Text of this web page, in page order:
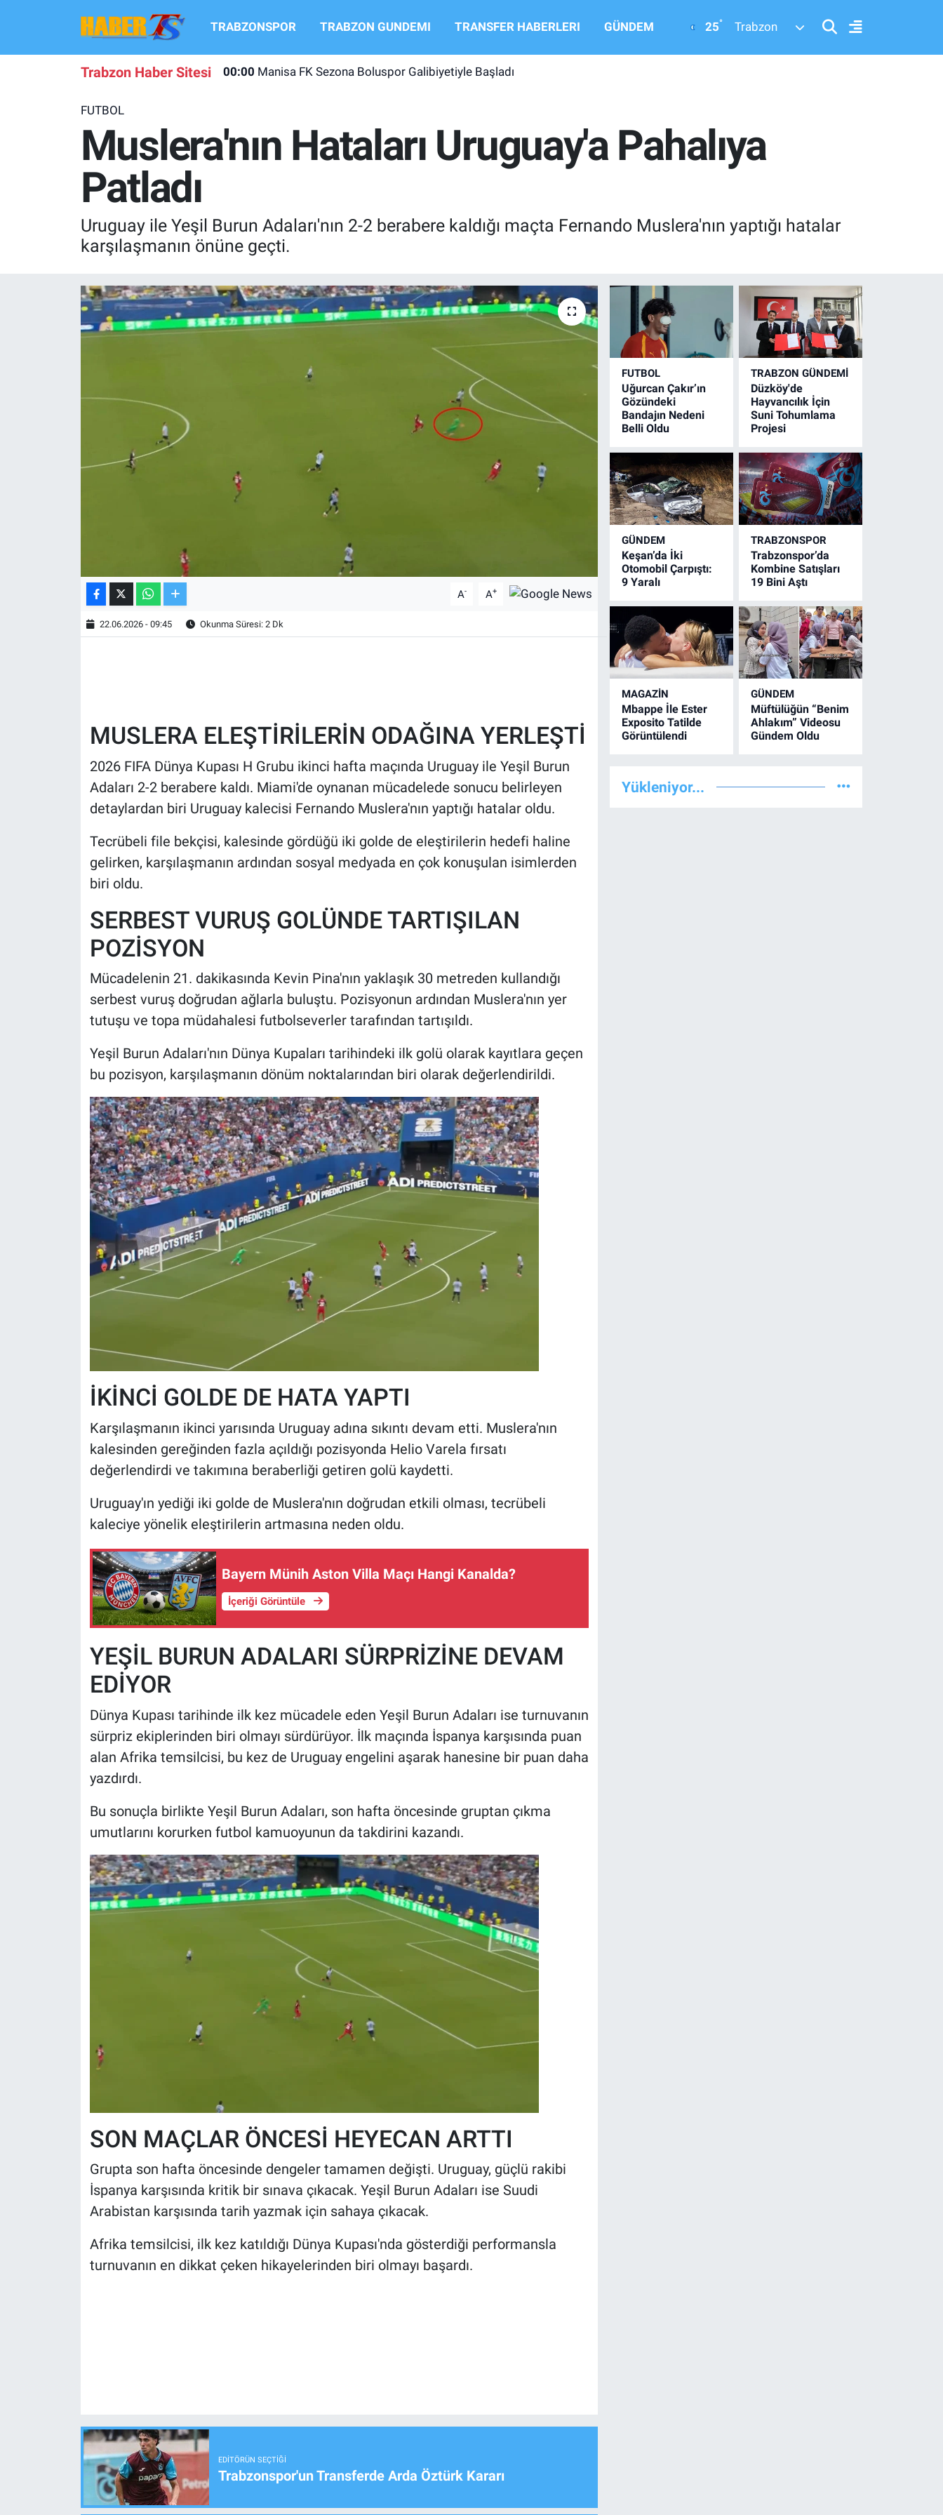
TRABZONSPOR TRABZON GUNDEMI TRANSFER HABERLERI GÜNDEM 25° Trabzon
Trabzon Haber Sitesi 00:00 Manisa FK Sezona Boluspor Galibiyetiyle Başladı
FUTBOL
Muslera'nın Hataları Uruguay'a Pahalıya
Patladı
Uruguay ile Yeşil Burun Adaları'nın 2-2 berabere kaldığı maçta Fernando Muslera'nın yaptığı hatalar
karşılaşmanın önüne geçti.
A- A+
22.06.2026 - 09:45 Okunma Süresi: 2 Dk
MUSLERA ELEŞTİRİLERİN ODAĞINA YERLEŞTİ
2026 FIFA Dünya Kupası H Grubu ikinci hafta maçında Uruguay ile Yeşil Burun
Adaları 2-2 berabere kaldı. Miami'de oynanan mücadelede sonucu belirleyen
detaylardan biri Uruguay kalecisi Fernando Muslera'nın yaptığı hatalar oldu.
Tecrübeli file bekçisi, kalesinde gördüğü iki golde de eleştirilerin hedefi haline
gelirken, karşılaşmanın ardından sosyal medyada en çok konuşulan isimlerden
biri oldu.
SERBEST VURUŞ GOLÜNDE TARTIŞILAN
POZİSYON
Mücadelenin 21. dakikasında Kevin Pina'nın yaklaşık 30 metreden kullandığı
serbest vuruş doğrudan ağlarla buluştu. Pozisyonun ardından Muslera'nın yer
tutuşu ve topa müdahalesi futbolseverler tarafından tartışıldı.
Yeşil Burun Adaları'nın Dünya Kupaları tarihindeki ilk golü olarak kayıtlara geçen
bu pozisyon, karşılaşmanın dönüm noktalarından biri olarak değerlendirildi.
İKİNCİ GOLDE DE HATA YAPTI
Karşılaşmanın ikinci yarısında Uruguay adına sıkıntı devam etti. Muslera'nın
kalesinden gereğinden fazla açıldığı pozisyonda Helio Varela fırsatı
değerlendirdi ve takımına beraberliği getiren golü kaydetti.
Uruguay'ın yediği iki golde de Muslera'nın doğrudan etkili olması, tecrübeli
kaleciye yönelik eleştirilerin artmasına neden oldu.
Bayern Münih Aston Villa Maçı Hangi Kanalda?
İçeriği Görüntüle
YEŞİL BURUN ADALARI SÜRPRİZİNE DEVAM
EDİYOR
Dünya Kupası tarihinde ilk kez mücadele eden Yeşil Burun Adaları ise turnuvanın
sürpriz ekiplerinden biri olmayı sürdürüyor. İlk maçında İspanya karşısında puan
alan Afrika temsilcisi, bu kez de Uruguay engelini aşarak hanesine bir puan daha
yazdırdı.
Bu sonuçla birlikte Yeşil Burun Adaları, son hafta öncesinde gruptan çıkma
umutlarını korurken futbol kamuoyunun da takdirini kazandı.
SON MAÇLAR ÖNCESİ HEYECAN ARTTI
Grupta son hafta öncesinde dengeler tamamen değişti. Uruguay, güçlü rakibi
İspanya karşısında kritik bir sınava çıkacak. Yeşil Burun Adaları ise Suudi
Arabistan karşısında tarih yazmak için sahaya çıkacak.
Afrika temsilcisi, ilk kez katıldığı Dünya Kupası'nda gösterdiği performansla
turnuvanın en dikkat çeken hikayelerinden biri olmayı başardı.
EDITÖRÜN SEÇTIĞI
Trabzonspor'un Transferde Arda Öztürk Kararı
FUTBOL
Uğurcan Çakır’ın
Gözündeki
Bandajın Nedeni
Belli Oldu
TRABZON GÜNDEMİ
Düzköy'de
Hayvancılık İçin
Suni Tohumlama
Projesi
GÜNDEM
Keşan’da İki
Otomobil Çarpıştı:
9 Yaralı
TRABZONSPOR
Trabzonspor’da
Kombine Satışları
19 Bini Aştı
MAGAZİN
Mbappe İle Ester
Exposito Tatilde
Görüntülendi
GÜNDEM
Müftülüğün “Benim
Ahlakım” Videosu
Gündem Oldu
Yükleniyor...
TRABZONSPOR
TRANSFER HABERLERI
KULİS MEYDANI
1461 TRABZON
ALT LIGLER
TV VE SİNEMA
MAGAZİN
Bilim, Teknoloji
Hava Durumu
Süper Lig Puan Durumu ve Fikstür
Tüm Manşetler
Son Dakika Haberleri
Haber Arşivi